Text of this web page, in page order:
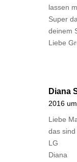
lassen
Super
deinem
Liebe
Diana
2016
Liebe
das sind
LG
Diana